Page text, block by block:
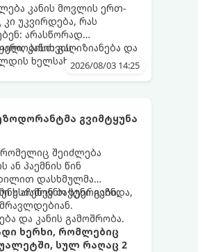
კანის მოვლის ერთ-
უკვირდება, რას
არასწორად
კანის გაღიზიანება და
-
ხელსახოცი?2026/08/03 14:25
გვიმტყუნა
რომელიც შეიძლება
პაემნის წინ
დასხმულმა
უსიამოვნო სუნი გაჩნდა,
აჩენენ ბაქტერიები,
და კანის გამოშრობა.
ხერხი, რომლებიც
სულ რაღაც 2